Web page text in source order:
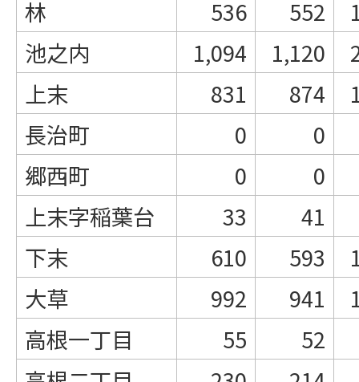
林
536 552
池之内
1,094 1,120
上末
831 874
長治町
0
0
郷西町
0
0
上末字稲葉台
33
41
下末
610 593
大草
992 941
高根一丁目
55
52